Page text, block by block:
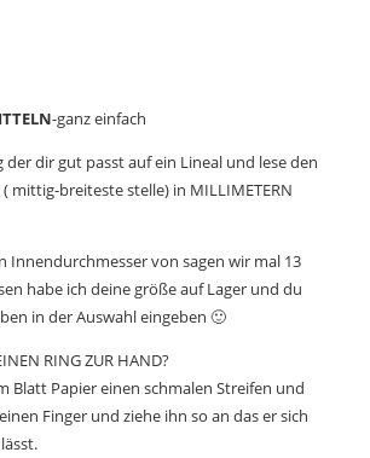
-ganz einfach
der dir gut passt auf ein Lineal und lese den
mittig-breiteste stelle) in MILLIMETERN
Innendurchmesser von sagen wir mal 13
habe ich deine größe auf Lager und du
in der Auswahl eingeben 🙂
RING ZUR HAND?
Blatt Papier einen schmalen Streifen und
Finger und ziehe ihn so an das er sich